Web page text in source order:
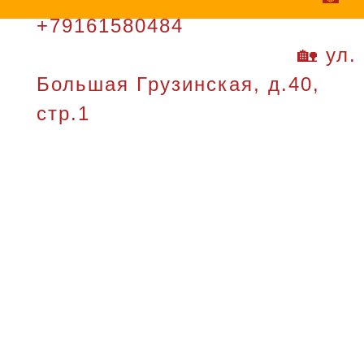
+79161580484
🏡 ул.
Большая Грузинская, д.40,
стр.1